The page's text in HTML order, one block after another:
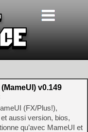
v0.149
(FX/Plus!),
aussi version, bios,
qu’avec MameUI et